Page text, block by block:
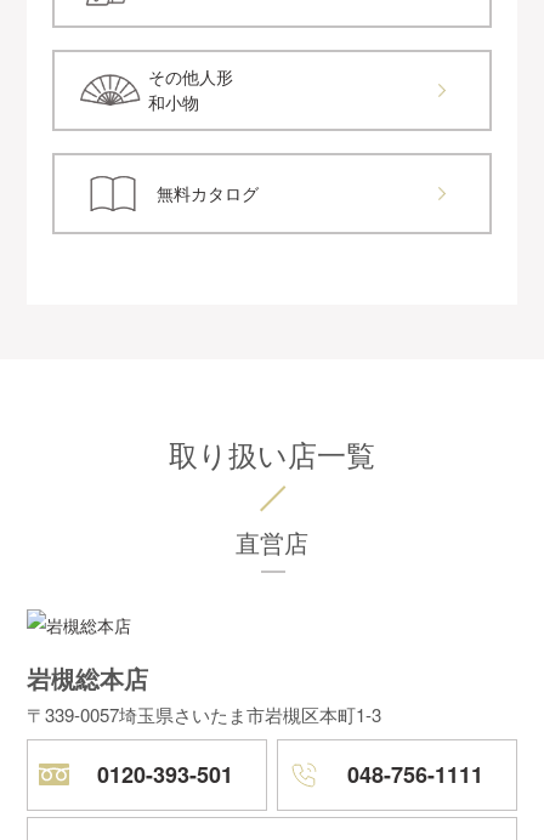
その他人形
和小物
無料カタログ
取り扱い店一覧
直営店
岩槻総本店
〒339-0057埼玉県さいたま市岩槻区本町1-3
0120-393-501 048-756-1111